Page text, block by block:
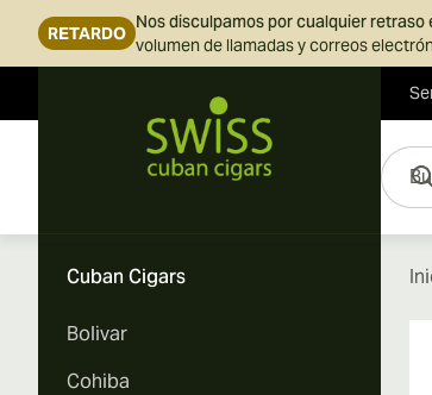
RETARDO
Nos disculpamos por cualquier
volumen de llamadas y correos
Cuban Cigars
Bolivar
Cohiba